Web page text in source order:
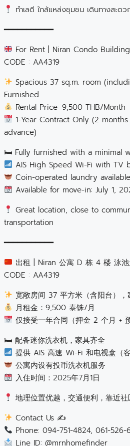
ทำเลดี ใกล้แหล่งชุมชน เดินทางสะดว
━━━━━━━━━━━
For Rent | Niran Condo
CODE : AA4319
Spacious 37 sq.m. room
Furnished
Rental Price: 9,500 THB/Month
1-Year Contract Only (2
advance)
🛏 Fully furnished with a minimal
AIS High Speed Wi-Fi with TV
Coin-operated laundry
Available for move-in: July 1,
Great location, close to
transportation
━━━━━━━━━━━
出租 | Niran 公寓 D 栋 4 楼 泳
CODE : AA4319
宽敞房间 37 平方米（含阳台），
月租金：9,500 泰铢/月
仅接受一年合同（押金 2 个月 +
🛏 配备迷你洗衣机，家具齐全
提供 AIS 高速 Wi-Fi 和电视盒（客
公寓内设有投币洗衣机服务
入住时间：2025年7月1日
地理位置优越，交通便利，靠近社
Contact Us ✍
Phone: 094-751-4824, 061-526-
Line ID: @mrnhomefinder